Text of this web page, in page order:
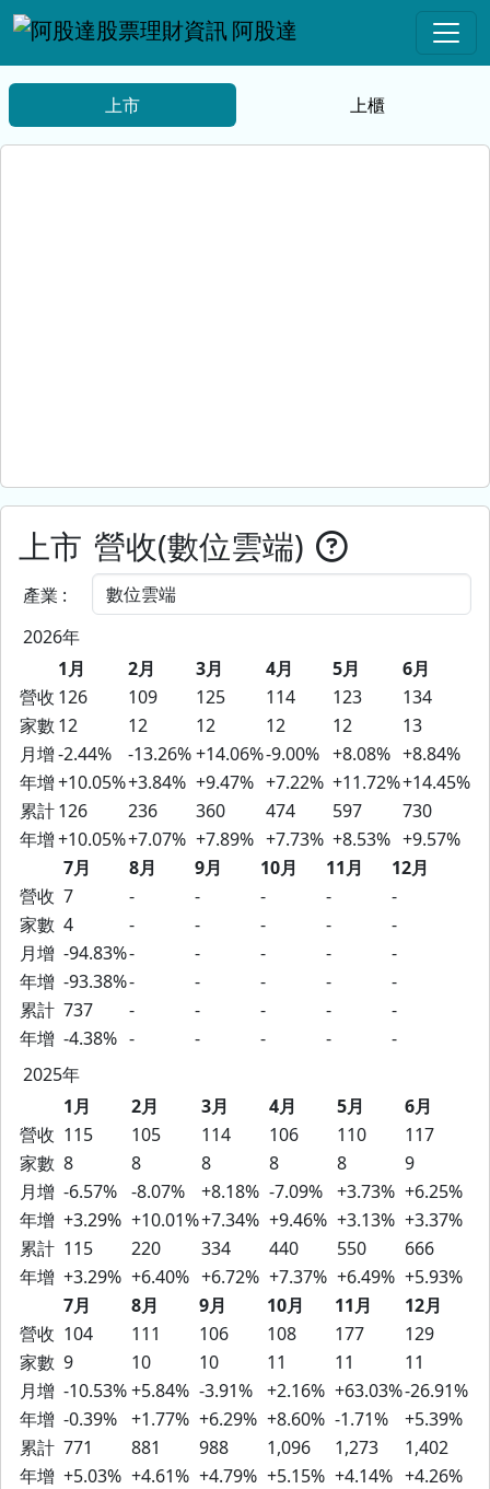
阿股達
上市 上櫃
上市 營收(數位雲端)
產業 :
2026年
1月
2月 3月 4月 5月
6月
營收 126 109 125 114 123
134
家數 12 12 12 12 12
13
月增-2.44% -13.26%+14.06%-9.00% +8.08% +8.84%
年增+10.05%+3.84% +9.47% +7.22% +11.72%+14.45%
累計126 236 360 474 597
730
年增+10.05%+7.07% +7.89% +7.73% +8.53% +9.57%
7月
8月 9月 10月 11月
12月
營收 7 - - - -
-
家數 4 - - - -
-
月增 -94.83%- - - -
-
年增 -93.38%- - - -
-
累計 737 - - - -
-
年增 -4.38% - - - -
-
2025年
1月
2月 3月 4月 5月
6月
營收 115 105 114 106 110
117
家數 8 8 8 8 8
9
月增 -6.57% -8.07% +8.18% -7.09% +3.73% +6.25%
年增 +3.29% +10.01%+7.34% +9.46% +3.13% +3.37%
累計 115 220 334 440 550
666
年增 +3.29% +6.40% +6.72% +7.37% +6.49% +5.93%
7月
8月 9月 10月 11月
12月
營收 104 111 106 108 177
129
家數 9 10 10 11 11
11
月增 -10.53%+5.84% -3.91% +2.16% +63.03%-26.91%
年增 -0.39% +1.77% +6.29% +8.60% -1.71%
+5.39%
累計 771 881 988 1,096 1,273
1,402
年增 +5.03% +4.61% +4.79% +5.15% +4.14% +4.26%